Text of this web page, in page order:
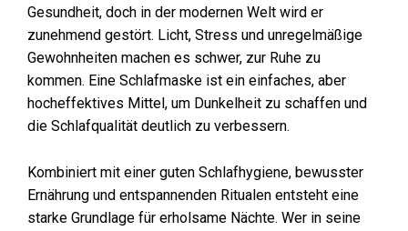
Gesundheit, doch in der modernen Welt wird er
zunehmend gestört. Licht, Stress und unregelmäßige
Gewohnheiten machen es schwer, zur Ruhe zu
kommen. Eine Schlafmaske ist ein einfaches, aber
hocheffektives Mittel, um Dunkelheit zu schaffen und
die Schlafqualität deutlich zu verbessern.
Kombiniert mit einer guten Schlafhygiene, bewusster
Ernährung und entspannenden Ritualen entsteht eine
starke Grundlage für erholsame Nächte. Wer in seine